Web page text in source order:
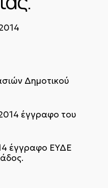
Δημοτικού
έγγραφο του
έγγραφο ΕΥΔΕ